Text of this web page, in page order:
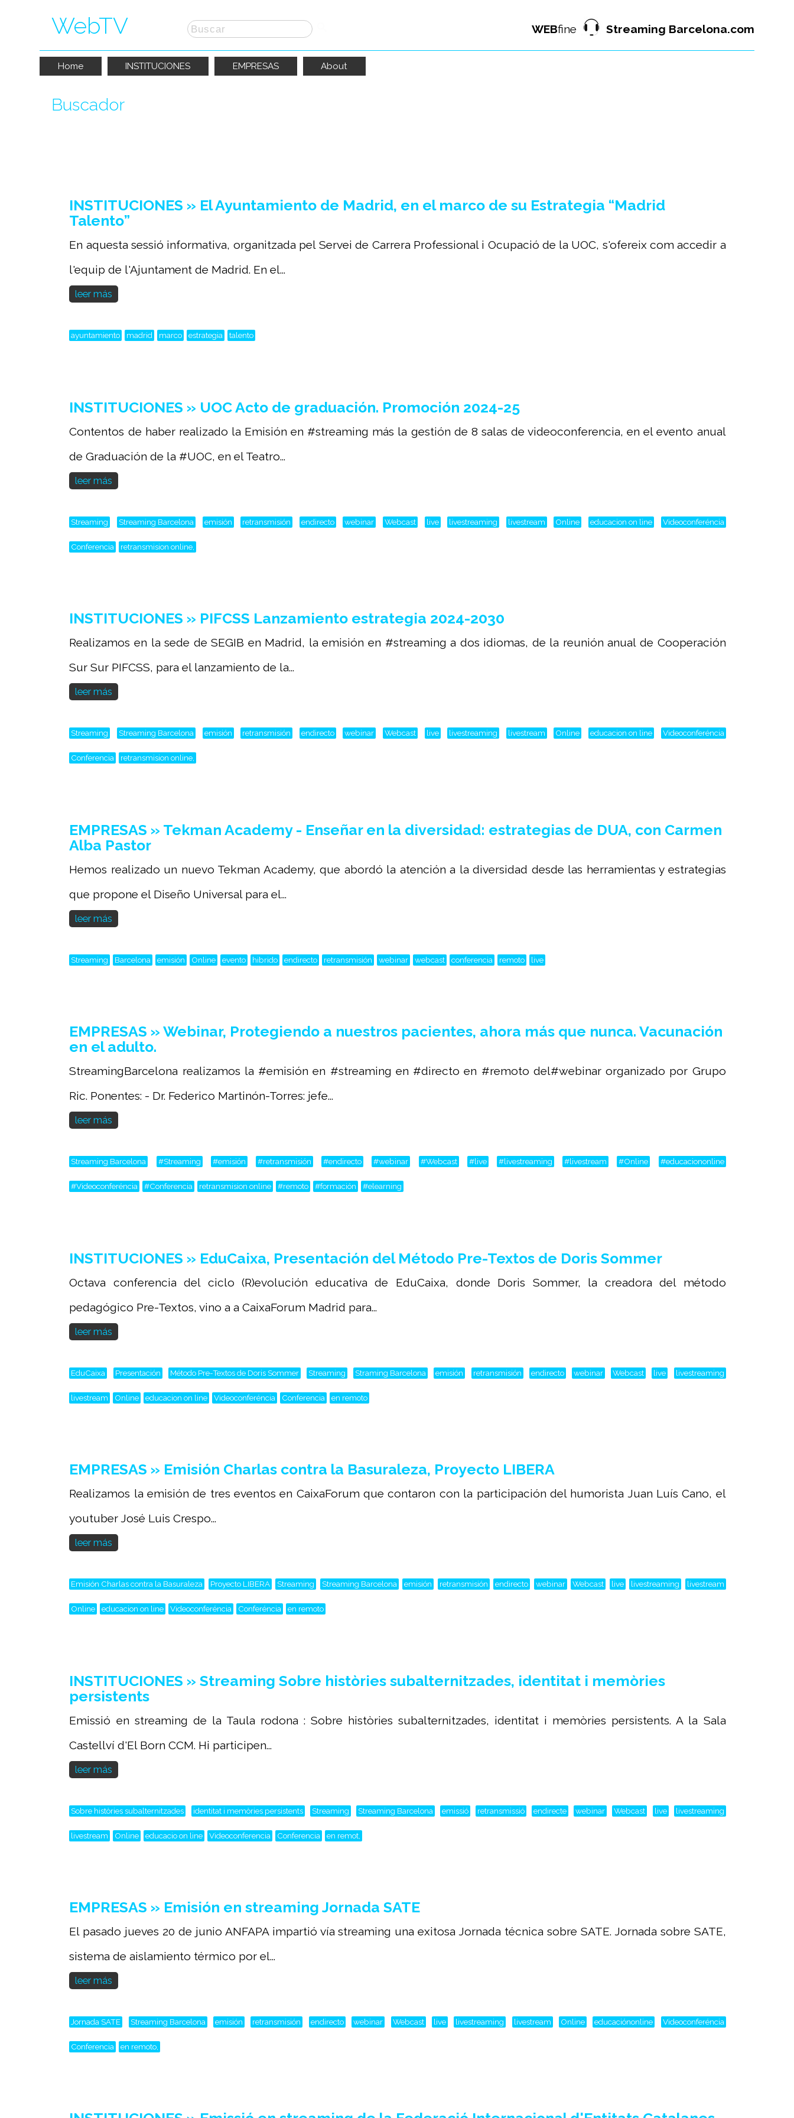
WebTV WEBfine Streaming Barcelona.com
Home INSTITUCIONES EMPRESAS About
Buscador
INSTITUCIONES » El Ayuntamiento de Madrid, en el marco de su Estrategia “Madrid
Talento”
En aquesta sessió informativa, organitzada pel Servei de Carrera Professional i Ocupació de la UOC, s'ofereix com accedir a
l'equip de l'Ajuntament de Madrid. En el...
leer más
ayuntamiento madrid marco estrategia talento
INSTITUCIONES » UOC Acto de graduación. Promoción 2024-25
Contentos de haber realizado la Emisión en #streaming más la gestión de 8 salas de videoconferencia, en el evento anual
de Graduación de la #UOC, en el Teatro...
leer más
Streaming Streaming Barcelona emisión retransmisión endirecto webinar Webcast live livestreaming livestream Online educacion on line Videoconferéncia
Conferencia retransmision online,
INSTITUCIONES » PIFCSS Lanzamiento estrategia 2024-2030
Realizamos en la sede de SEGIB en Madrid, la emisión en #streaming a dos idiomas, de la reunión anual de Cooperación
Sur Sur PIFCSS, para el lanzamiento de la...
leer más
Streaming Streaming Barcelona emisión retransmisión endirecto webinar Webcast live livestreaming livestream Online educacion on line Videoconferéncia
Conferencia retransmision online,
EMPRESAS » Tekman Academy - Enseñar en la diversidad: estrategias de DUA, con Carmen
Alba Pastor
Hemos realizado un nuevo Tekman Academy, que abordó la atención a la diversidad desde las herramientas y estrategias
que propone el Diseño Universal para el...
leer más
Streaming Barcelona emisión Online evento hibrido endirecto retransmisión webinar webcast conferencia remoto live
EMPRESAS » Webinar, Protegiendo a nuestros pacientes, ahora más que nunca. Vacunación
en el adulto.
StreamingBarcelona realizamos la #emisión en #streaming en #directo en #remoto del#webinar organizado por Grupo
Ric. Ponentes: - Dr. Federico Martinón-Torres: jefe...
leer más
Streaming Barcelona #Streaming #emisión #retransmisión #endirecto #webinar #Webcast #live #livestreaming #livestream #Online #educaciononline
#Videoconferéncia #Conferencia retransmision online #remoto #formación #elearning
INSTITUCIONES » EduCaixa, Presentación del Método Pre-Textos de Doris Sommer
Octava conferencia del ciclo (R)evolución educativa de EduCaixa, donde Doris Sommer, la creadora del método
pedagógico Pre-Textos, vino a a CaixaForum Madrid para...
leer más
EduCaixa Presentación Método Pre-Textos de Doris Sommer Streaming Straming Barcelona emisión retransmisión endirecto webinar Webcast live livestreaming
livestream Online educacion on line Videoconferéncia Conferencia en remoto
EMPRESAS » Emisión Charlas contra la Basuraleza, Proyecto LIBERA
Realizamos la emisión de tres eventos en CaixaForum que contaron con la participación del humorista Juan Luís Cano, el
youtuber José Luis Crespo...
leer más
Emisión Charlas contra la Basuraleza Proyecto LIBERA Streaming Streaming Barcelona emisión retransmisión endirecto webinar Webcast live livestreaming livestream
Online educacion on line Videoconferéncia Conferéncia en remoto
INSTITUCIONES » Streaming Sobre històries subalternitzades, identitat i memòries
persistents
Emissió en streaming de la Taula rodona : Sobre històries subalternitzades, identitat i memòries persistents. A la Sala
Castellví d'El Born CCM. Hi participen...
leer más
Sobre històries subalternitzades identitat i memòries persistents Streaming Streaming Barcelona emissió retransmissió endirecte webinar Webcast live livestreaming
livestream Online educacio on line Videoconferencia Conferencia en remot,
EMPRESAS » Emisión en streaming Jornada SATE
El pasado jueves 20 de junio ANFAPA impartió vía streaming una exitosa Jornada técnica sobre SATE. Jornada sobre SATE,
sistema de aislamiento térmico por el...
leer más
Jornada SATE Streaming Barcelona emisión retransmisión endirecto webinar Webcast live livestreaming livestream Online educaciónonline Videoconferéncia
Conferencia en remoto,